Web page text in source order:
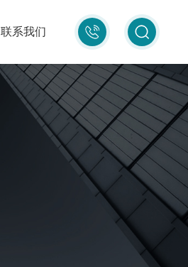
010-
87681080
联系我们